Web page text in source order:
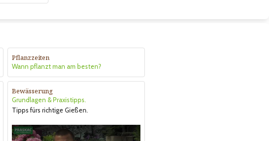
Pflanzzeiten
Wann pflanzt man am besten?
Bewässerung
Grundlagen & Praxistipps.
Tipps fürs richtige Gießen.